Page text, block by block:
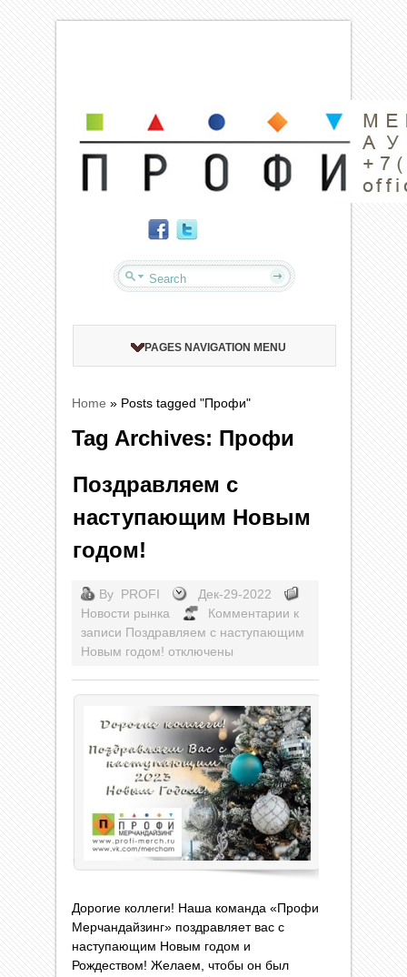
PAGES NAVIGATION MENU
Home » Posts tagged "Профи"
Tag Archives: Профи
Поздравляем с
наступающим Новым
годом!
By PROFI
Дек-29-2022
Новости рынка
Комментарии к
записи Поздравляем с наступающим
Новым годом! отключены
Дорогие коллеги! Наша команда «Профи
Мерчандайзинг» поздравляет вас с
наступающим Новым годом и
Рождеством! Желаем, чтобы он был